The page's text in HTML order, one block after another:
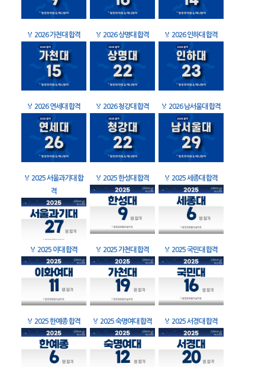
🏅 2026 가천대 합격 🏅 2026 상명대 합격 🏅 2026 인하대 합격
🏅 2026 연세대 합격 🏅 2026 청강대 합격 🏅 2026 남서울대 합격
🏅 2025 서울과기대 합
격
🏅 2025 한성대 합격 🏅 2025 세종대 합격
🏅 2025 이대 합격 🏅 2025 가천대 합격 🏅 2025 국민대 합격
🏅 2025 한예종 합격 🏅 2025 숙명여대 합격 🏅 2025 서경대 합격